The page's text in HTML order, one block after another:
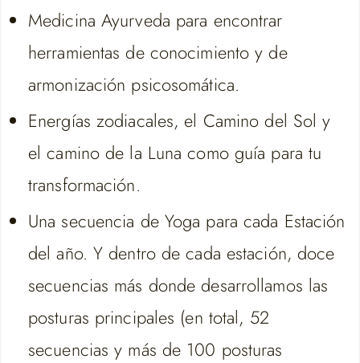
Medicina Ayurveda para encontrar
herramientas de conocimiento y de
armonización psicosomática.
Energías zodiacales, el Camino del Sol y
el camino de la Luna como guía para tu
transformación.
Una secuencia de Yoga para cada Estación
del año. Y dentro de cada estación, doce
secuencias más donde desarrollamos las
posturas principales (en total, 52
secuencias y más de 100 posturas